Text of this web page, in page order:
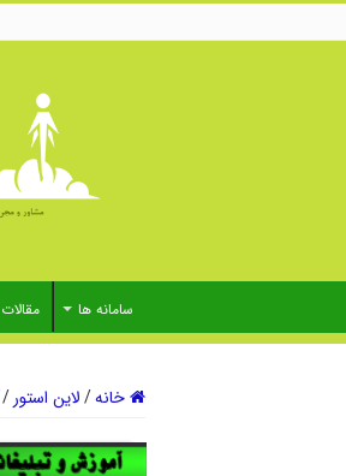
سامانه ها مقالات
خانه/لاین استور/